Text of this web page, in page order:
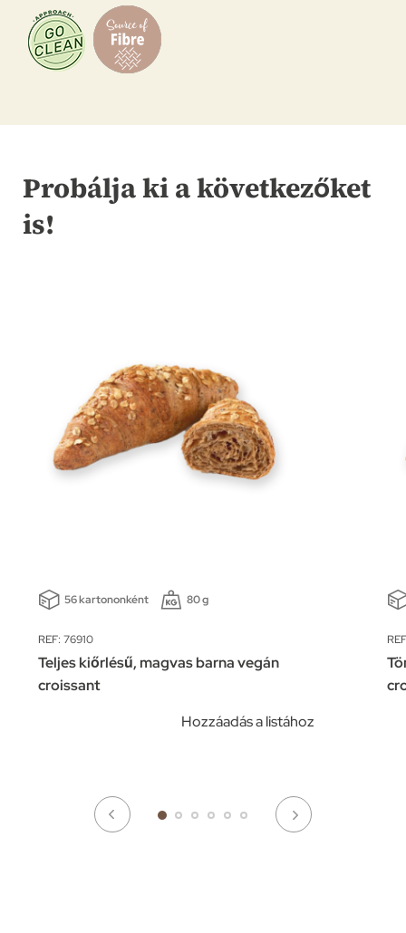
Probálja ki a következőket
is!
56 kartononként 80 g
REF: 76910
Teljes kiőrlésű, magvas barna vegán
croissant
Hozzáadás a listához